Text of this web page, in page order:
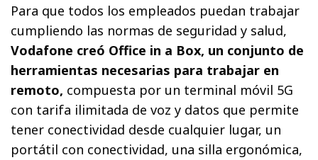
Para que todos los empleados puedan trabajar
cumpliendo las normas de seguridad y salud,
Vodafone creó Office in a Box, un conjunto de
herramientas necesarias para trabajar en
remoto, compuesta por un terminal móvil 5G
con tarifa ilimitada de voz y datos que permite
tener conectividad desde cualquier lugar, un
portátil con conectividad, una silla ergonómica,